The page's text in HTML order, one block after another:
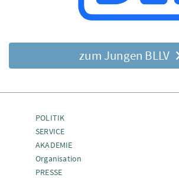
zum Jungen BLLV
POLITIK
SERVICE
AKADEMIE
Organisation
PRESSE